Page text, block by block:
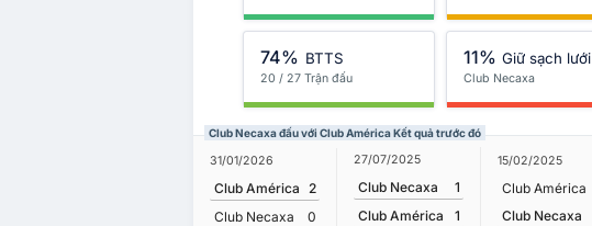
74% BTTS
20 / 27 Trận đấu
11% Giữ sạch lưới
Club Necaxa
Club Necaxa đấu với Club América Kết quả trước đó
31/01/2026
Club América
2
Club Necaxa
0
27/07/2025
Club Necaxa
1
Club América
1
15/02/2025
Club América
Club Necaxa